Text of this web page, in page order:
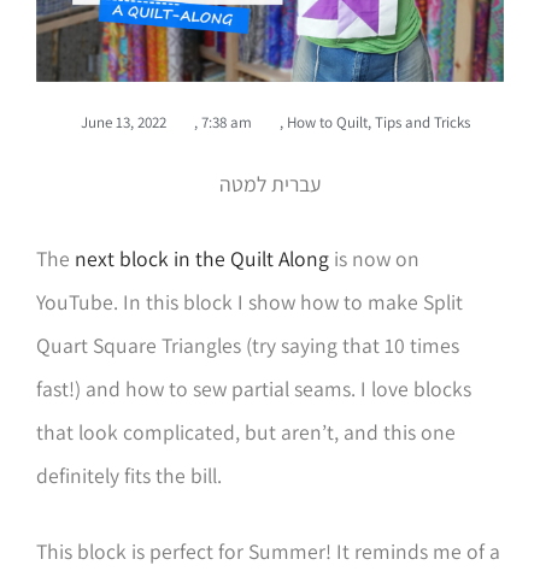
June 13, 2022 , 7:38 am , How to Quilt,Tips and Tricks
עברית למטה
The next block in the Quilt Along is now on
YouTube. In this block I show how to make Split
Quart Square Triangles (try saying that 10 times
fast!) and how to sew partial seams. I love blocks
that look complicated, but aren’t, and this one
definitely fits the bill.
This block is perfect for Summer! It reminds me of a